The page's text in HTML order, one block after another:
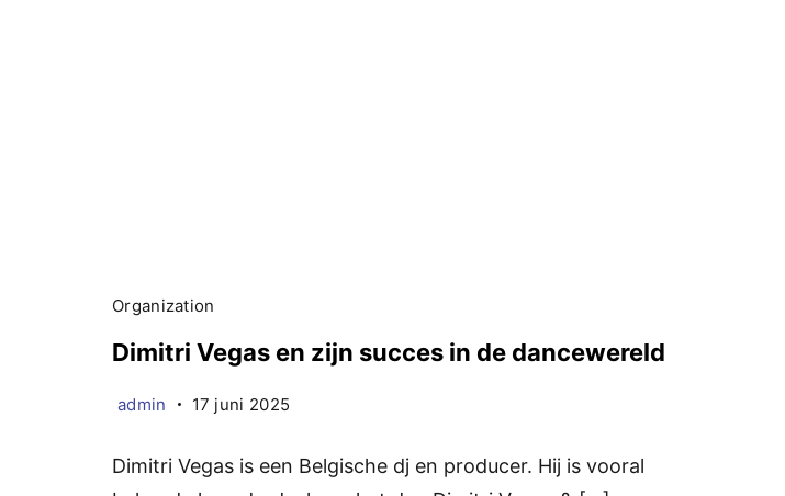
Organization
Dimitri Vegas en zijn succes in de dancewereld
admin 17 juni 2025
Dimitri Vegas is een Belgische dj en producer. Hij is vooral